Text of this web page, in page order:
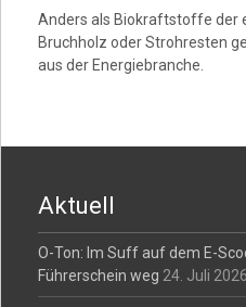
Anders als Biokraftstoffe der
Bruchholz oder Strohresten
aus der Energiebranche.
Aktuell
O-Ton: Im Suff auf dem E-
Führerschein weg 24. Juli 2026